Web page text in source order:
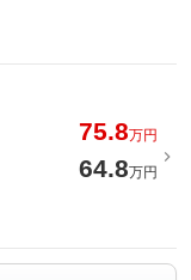
75.8万円
64.8万円